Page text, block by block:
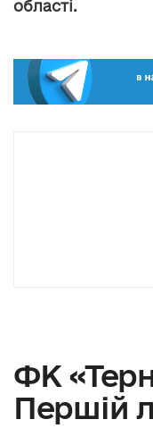
області.
ФК
Першій